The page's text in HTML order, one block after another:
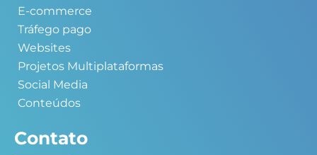
E-commerce
Tráfego pago
Websites
Projetos Multiplataformas
Social Media
Conteúdos
Contato